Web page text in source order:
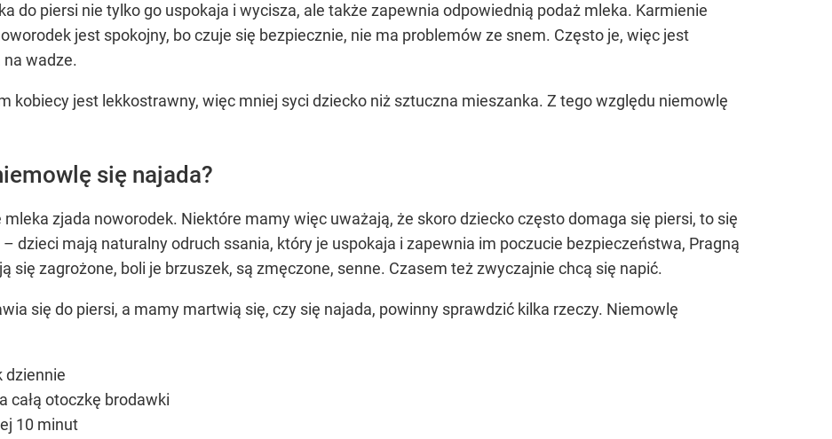
do piersi nie tylko go uspokaja i wycisza, ale także zapewnia odpowiednią podaż mleka. Karmienie
jest spokojny, bo czuje się bezpiecznie, nie ma problemów ze snem. Często je, więc jest
na wadze.
kobiecy jest lekkostrawny, więc mniej syci dziecko niż sztuczna mieszanka. Z tego względu niemowlę
się najada?
mleka zjada noworodek. Niektóre mamy więc uważają, że skoro dziecko często domaga się piersi, to się
dzieci mają naturalny odruch ssania, który je uspokaja i zapewnia im poczucie bezpieczeństwa, Pragną
się zagrożone, boli je brzuszek, są zmęczone, senne. Czasem też zwyczajnie chcą się napić.
się do piersi, a mamy martwią się, czy się najada, powinny sprawdzić kilka rzeczy. Niemowlę
dziennie
całą otoczkę brodawki
10 minut